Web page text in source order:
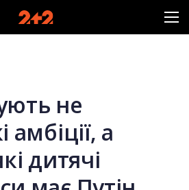
не
амбіції, а
дитячі